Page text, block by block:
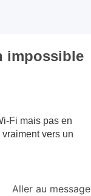
impossible
Fi mais pas en
vers un
Aller au message